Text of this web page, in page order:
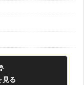
見る